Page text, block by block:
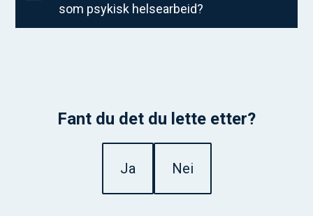
som psykisk helsearbeid?
Fant du det du lette etter?
Ja Nei